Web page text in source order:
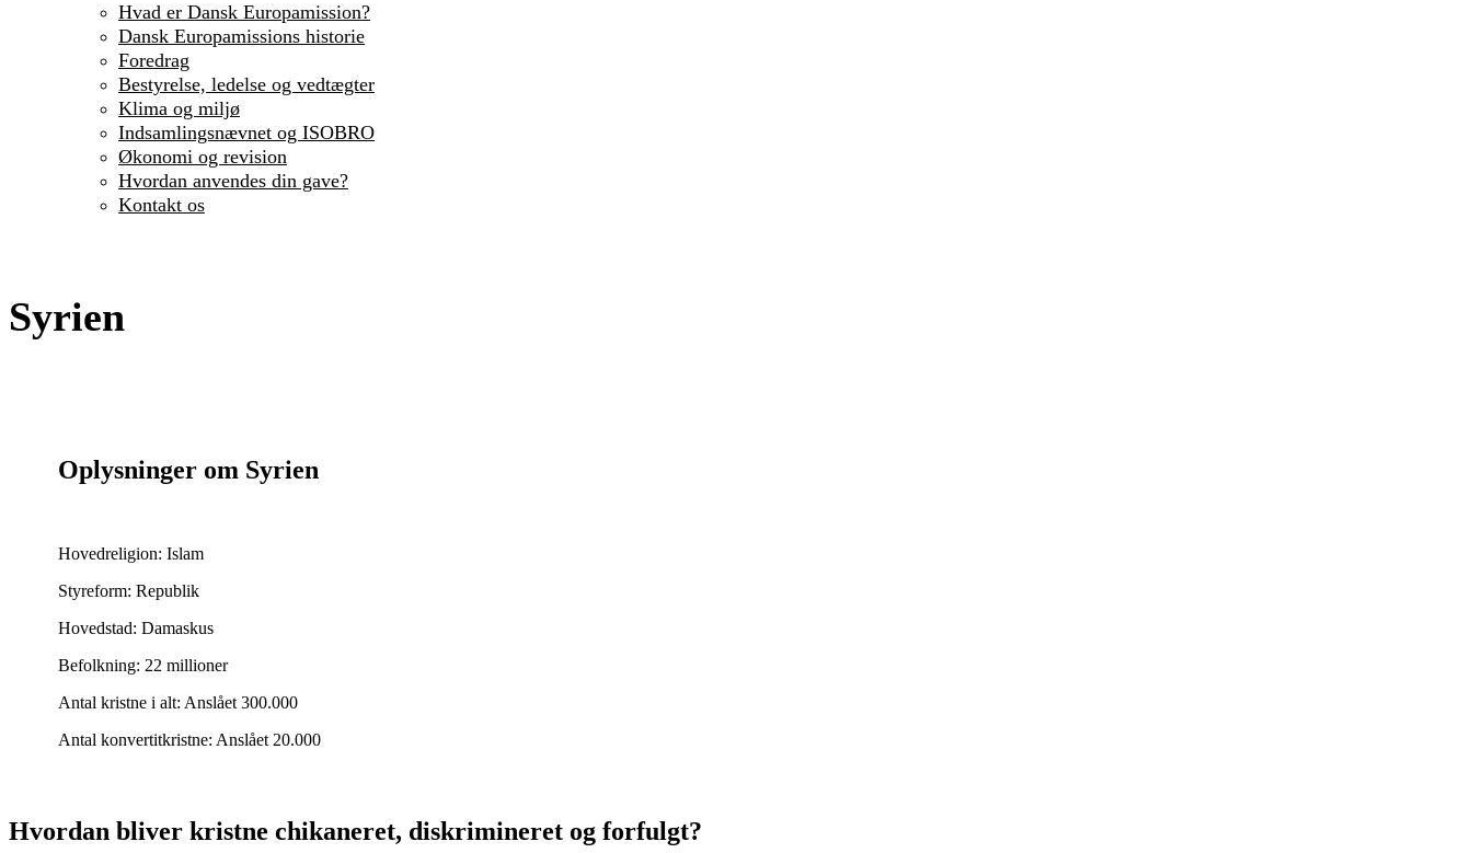
Hvad er Dansk Europamission?
Dansk Europamissions historie
Foredrag
Bestyrelse, ledelse og vedtægter
Klima og miljø
Indsamlingsnævnet og ISOBRO
Økonomi og revision
Hvordan anvendes din gave?
Kontakt os
Syrien
Oplysninger om Syrien
Hovedreligion: Islam
Styreform: Republik
Hovedstad: Damaskus
Befolkning: 22 millioner
Antal kristne i alt: Anslået 300.000
Antal konvertitkristne: Anslået 20.000
Hvordan bliver kristne chikaneret, diskrimineret og forfulgt?